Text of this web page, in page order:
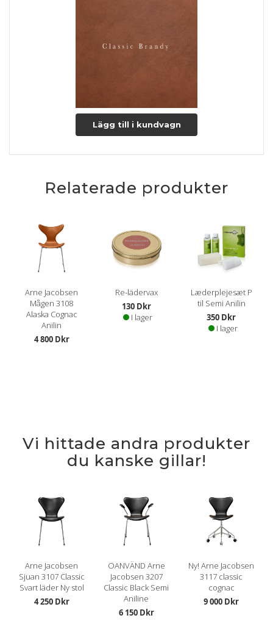
Lägg till i kundvagn
Relaterade produkter
Arne Jacobsen
Mågen 3108
Alaska Cognac
Anilin
4 800 Dkr
Re-lädervax
130 Dkr
I lager
Læderplejesæt P
til Semi Anilin
350 Dkr
I lager
Vi hittade andra produkter
du kanske gillar!
Arne Jacobsen
Sjuan 3107 Classic
Svart läder Ny stol
4 250 Dkr
OANVÄND Arne
Jacobsen 3207
Classic Black Semi
Aniline
6 150 Dkr
Ny! Arne Jacobsen
3117 classic
cognac
9 000 Dkr